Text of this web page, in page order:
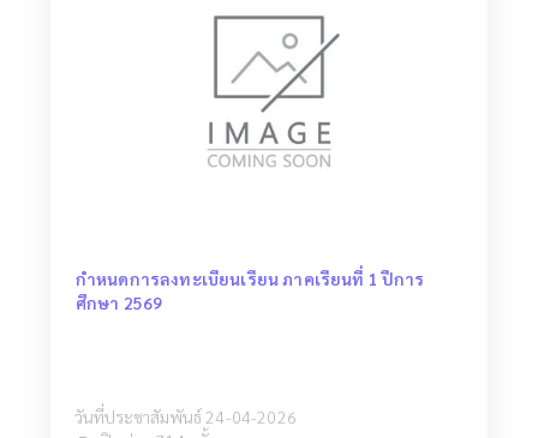
กำหนดการลงทะเบียนเรียน ภาคเรียนที่ 1 ปีการ
ศึกษา 2569
วันที่ประชาสัมพันธ์ 24-04-2026